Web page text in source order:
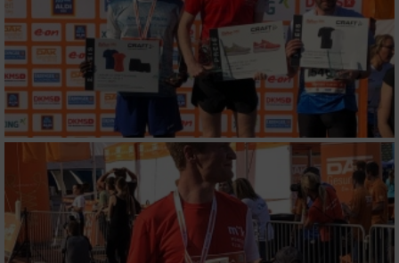
Verwendung von Profilen zur Auswahl
personalisierter Inhalte
Messung der Werbeleistung
Messung der Performance von Inhalten
Analyse von Zielgruppen durch Statistiken
oder Kombinationen von Daten aus
verschiedenen Quellen
Entwicklung und Verbesserung der Angebote